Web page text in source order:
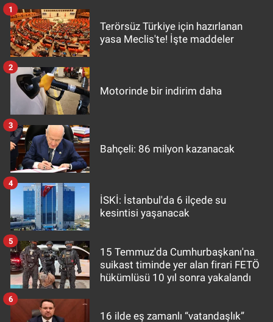
Terörsüz Türkiye için hazırlanan
yasa Meclis'te! İşte maddeler
1
Motorinde bir indirim daha
2
Bahçeli: 86 milyon kazanacak
3
İSKİ: İstanbul'da 6 ilçede su
kesintisi yaşanacak
4
15 Temmuz'da Cumhurbaşkanı'na
suikast timinde yer alan firari FETÖ
hükümlüsü 10 yıl sonra yakalandı
5
16 ilde eş zamanlı “vatandaşlık”
6